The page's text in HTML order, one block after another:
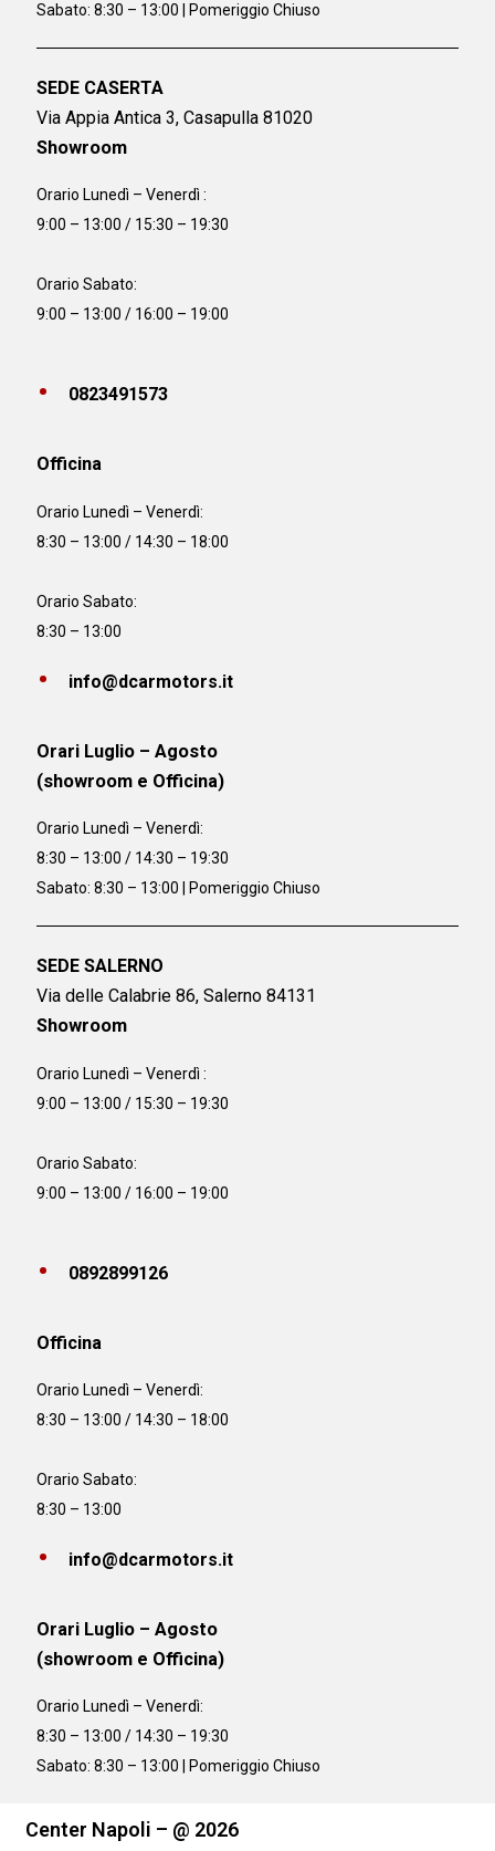
Sabato: 8:30 – 13:00 | Pomeriggio Chiuso
SEDE CASERTA
Via Appia Antica 3, Casapulla 81020
Showroom
Orario Lunedì – Venerdì :
9:00 – 13:00 / 15:30 – 19:30
Orario Sabato:
9:00 – 13:00 / 16:00 – 19:00
0823491573
Officina
Orario Lunedì – Venerdì:
8:30 – 13:00 / 14:30 – 18:00
Orario Sabato:
8:30 – 13:00
info@dcarmotors.it
Orari Luglio – Agosto
(showroom e Officina)
Orario Lunedì – Venerdì:
8:30 – 13:00 / 14:30 – 19:30
Sabato: 8:30 – 13:00 | Pomeriggio Chiuso
SEDE SALERNO
Via delle Calabrie 86, Salerno 84131
Showroom
Orario Lunedì – Venerdì :
9:00 – 13:00 / 15:30 – 19:30
Orario Sabato:
9:00 – 13:00 / 16:00 – 19:00
0892899126
Officina
Orario Lunedì – Venerdì:
8:30 – 13:00 / 14:30 – 18:00
Orario Sabato:
8:30 – 13:00
info@dcarmotors.it
Orari Luglio – Agosto
(showroom e Officina)
Orario Lunedì – Venerdì:
8:30 – 13:00 / 14:30 – 19:30
Sabato: 8:30 – 13:00 | Pomeriggio Chiuso
Center Napoli – @ 2026